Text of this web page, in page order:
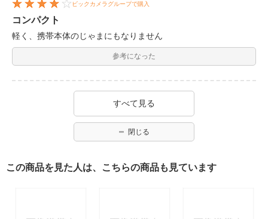
ビックカメラグループで購入
コンパクト
軽く、携帯本体のじゃまにもなりません
参考になった
すべて見る
閉じる
この商品を見た人は、こちらの商品も見ています